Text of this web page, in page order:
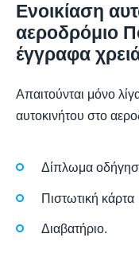
Ενοικίαση
αεροδρόμιο
έγγραφα
Απαιτούνται μόνο
αυτοκινήτου στο
Δίπλωμα
Πιστωτική κάρτα
Διαβατήριο.